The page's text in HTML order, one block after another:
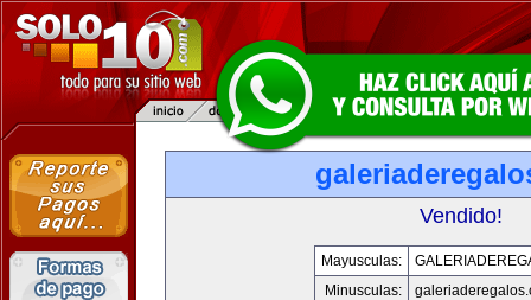
Vendido!
Mayusculas:
Minusculas: